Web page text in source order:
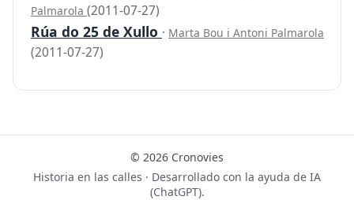
Palmarola (2011-07-27)
Rúa do 25 de Xullo · Marta Bou i Antoni Palmarola
(2011-07-27)
© 2026 Cronovies
Historia en las calles · Desarrollado con la ayuda de IA
(ChatGPT).